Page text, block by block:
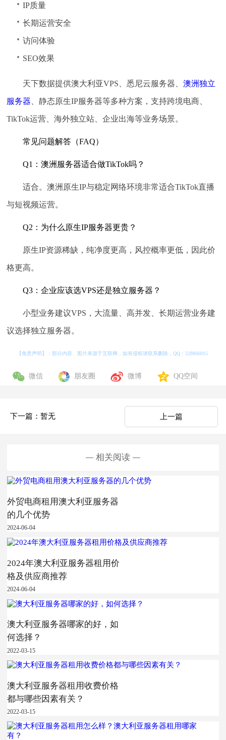
IP质量
长期运营安全
访问体验
SEO效果
天下数据提供澳大利亚VPS、悉尼云服务器、澳洲独立
服务器 、静态原生IP服务器等多种方案，支持跨境电商、
TikTok运营、海外独立站、企业出海等业务场景。
常见问题解答（FAQ）
Q1：澳洲服务器适合做TikTok吗？
适合。澳洲原生IP与稳定网络环境非常适合TikTok直播
与短视频运营。
Q2：为什么原生IP服务器更贵？
原生IP资源稀缺，纯净度更高，风控概率更低，因此价
格更高。
Q3：企业应该选VPS还是独立服务器？
小型业务建议VPS，大流量、高并发、长期运营业务建
议选择独立服务器。
【免责声明】：部分内容、图片来源于互联网，如有侵权请联系删除，QQ：228866015
微信 朋友圈 微博 QQ空间
下一篇：暂无 上一篇
相关阅读
外贸电商租用澳大利亚服务器
的几个优势
2024-06-04
2024年澳大利亚服务器租用价
格及供应商推荐
2024-06-04
澳大利亚服务器哪家的好，如
何选择？
2022-03-15
澳大利亚服务器租用收费价格
都与哪些因素有关？
2022-03-15